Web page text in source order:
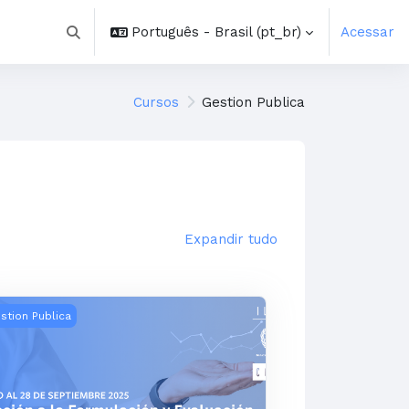
Alternar entrada de pesquisa
Português - Brasil ‎(pt_br)‎ Acessar
Cursos Gestion Publica
Expandir tudo
Latina y el Caribe
a la Formulación y Evaluación de Proyectos de
Publica